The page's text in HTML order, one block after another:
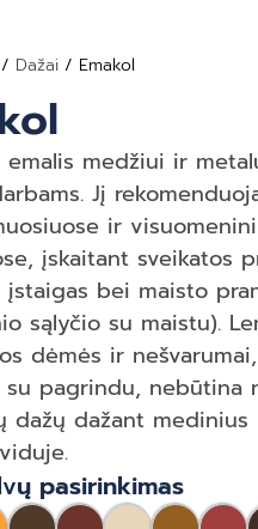
/ Dažai / Emakol
emalis medžiui ir
Jį
ir
įskaitant sveikatos
bei maisto
sąlyčio su maistu).
dėmės ir
su pagrindu, nebūtina
dažų dažant medinius
pasirinkimas